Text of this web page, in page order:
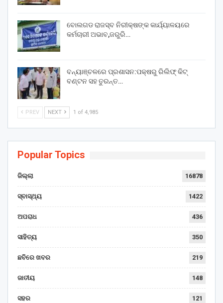
ବୋଲଗଡ ରାଜସ୍ବ ନିରୀକ୍ଷଙ୍କ କାର୍ଯ୍ୟାଳୟରେ
କର୍ମଚାରୀ ଅଭାବ,ଜରୁରି…
ବନ୍ୟାଞ୍ଚଳରେ ପ୍ରଶାସନ:ପକ୍ଷରୁ ରିଲିଫ୍ କିଟ୍
ବଣ୍ଟନ ସହ ତୁରନ୍ତ…
PREV NEXT 1 of 4,985
Popular Topics
ଜିଲ୍ଲା 16878
ସ୍ବାସ୍ଥ୍ୟ 1422
ଅପରାଧ 436
ସାହିତ୍ୟ 350
ଛବିରେ ଖବର 219
ଜାତୀୟ 148
ସହର 121